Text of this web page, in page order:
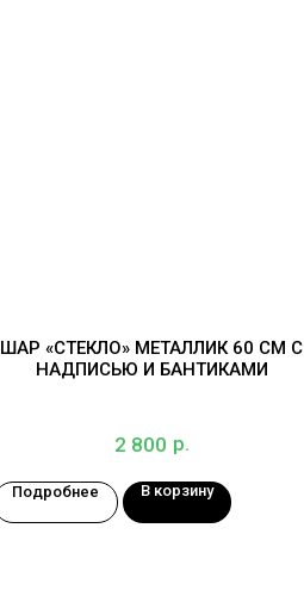
ШАР «СТЕКЛО» МЕТАЛЛИК 60 СМ С
НАДПИСЬЮ И БАНТИКАМИ
2 800 р.
Подробнее В корзину